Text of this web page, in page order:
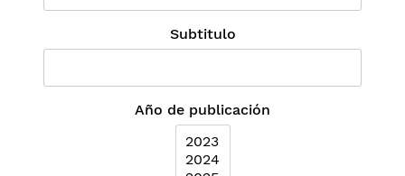
Subtitulo
Año de publicación